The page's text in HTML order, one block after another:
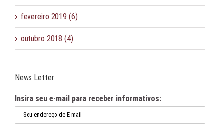
fevereiro 2019 (6)
outubro 2018 (4)
News Letter
Insira seu e-mail para receber informativos: